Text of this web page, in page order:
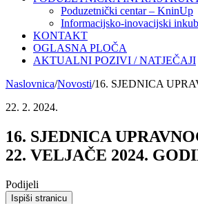
Poduzetnički centar – KninUp
Informacijsko-inovacijski
KONTAKT
OGLASNA PLOČA
AKTUALNI POZIVI / NATJEČAJI
Naslovnica/Novosti/16. SJEDNICA
22. 2. 2024.
16. SJEDNICA
22. VELJAČE 2024.
Podijeli
Ispiši stranicu